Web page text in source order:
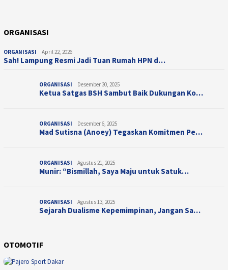
ORGANISASI
ORGANISASI April 22, 2026
Sah! Lampung Resmi Jadi Tuan Rumah HPN d…
ORGANISASI Desember 30, 2025
Ketua Satgas BSH Sambut Baik Dukungan Ko…
ORGANISASI Desember 6, 2025
Mad Sutisna (Anoey) Tegaskan Komitmen Pe…
ORGANISASI Agustus 21, 2025
Munir: “Bismillah, Saya Maju untuk Satuk…
ORGANISASI Agustus 13, 2025
Sejarah Dualisme Kepemimpinan, Jangan Sa…
OTOMOTIF